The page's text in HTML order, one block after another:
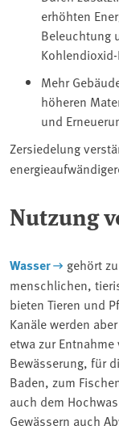
erhöhten
Beleuchtung
Mehr
höheren
und
Zersiedelung
Nutzung
Wasser
gehört
menschlichen,
bieten Tieren und
Kanäle werden
etwa zur
Bewässerung, für
Baden, zum
auch dem
Gewässern auch